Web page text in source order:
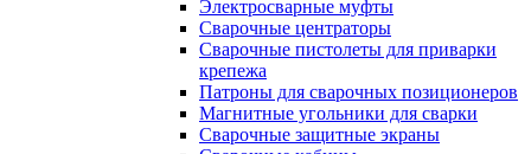
Электросварные муфты
Сварочные центраторы
Сварочные пистолеты для приварки
крепежа
Патроны для сварочных позиционеров
Магнитные угольники для сварки
Сварочные защитные экраны